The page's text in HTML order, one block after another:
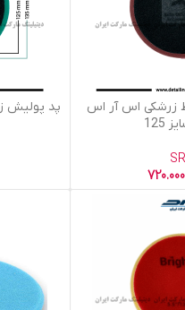
زرشکی اس آر اس
720.000
افزودن به